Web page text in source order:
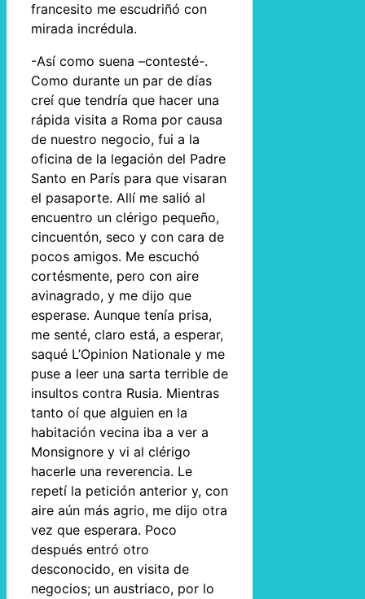
francesito me escudriñó con
mirada incrédula.
-Así como suena –contesté-.
Como durante un par de días
creí que tendría que hacer una
rápida visita a Roma por causa
de nuestro negocio, fui a la
oficina de la legación del Padre
Santo en París para que visaran
el pasaporte. Allí me salió al
encuentro un clérigo pequeño,
cincuentón, seco y con cara de
pocos amigos. Me escuchó
cortésmente, pero con aire
avinagrado, y me dijo que
esperase. Aunque tenía prisa,
me senté, claro está, a esperar,
saqué L’Opinion Nationale y me
puse a leer una sarta terrible de
insultos contra Rusia. Mientras
tanto oí que alguien en la
habitación vecina iba a ver a
Monsignore y vi al clérigo
hacerle una reverencia. Le
repetí la petición anterior y, con
aire aún más agrio, me dijo otra
vez que esperara. Poco
después entró otro
desconocido, en visita de
negocios; un austriaco, por lo